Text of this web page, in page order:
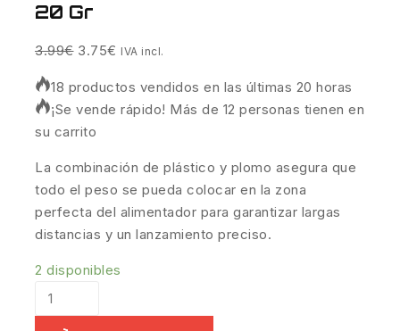
20 Gr
3.99€ 3.75€ IVA incl.
18 productos vendidos en las últimas 20 horas
¡Se vende rápido! Más de 12 personas tienen en
su carrito
La combinación de plástico y plomo asegura que
todo el peso se pueda colocar en la zona
perfecta del alimentador para garantizar largas
distancias y un lanzamiento preciso.
2 disponibles